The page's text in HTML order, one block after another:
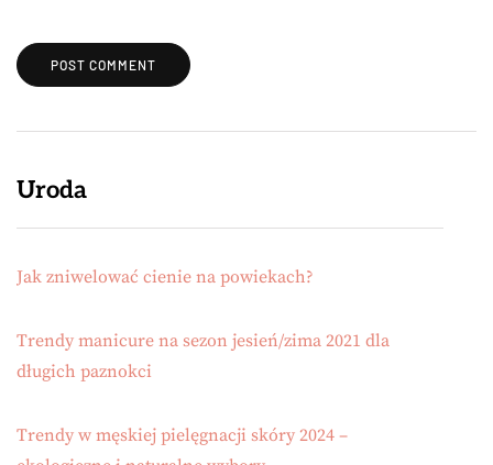
Uroda
Jak zniwelować cienie na powiekach?
Trendy manicure na sezon jesień/zima 2021 dla
długich paznokci
Trendy w męskiej pielęgnacji skóry 2024 –